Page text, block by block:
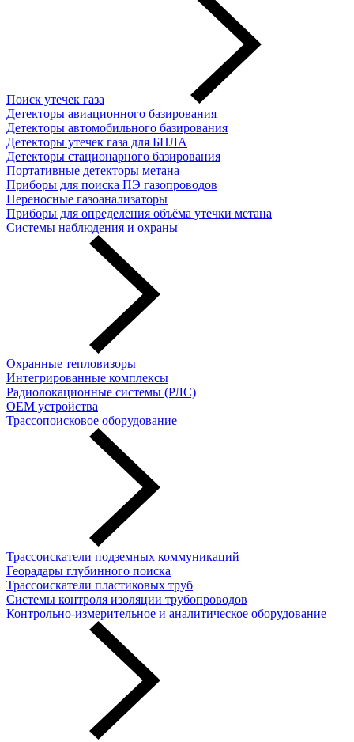
Поиск утечек газа
Детекторы авиационного базирования
Детекторы автомобильного базирования
Детекторы утечек газа для БПЛА
Детекторы стационарного базирования
Портативные детекторы метана
Приборы для поиска ПЭ газопроводов
Переносные газоанализаторы
Приборы для определения объёма утечки метана
Системы наблюдения и охраны
Охранные тепловизоры
Интегрированные комплексы
Радиолокационные системы (РЛС)
OEM устройства
Трассопоисковое оборудование
Трассоискатели подземных коммуникаций
Георадары глубинного поиска
Трассоискатели пластиковых труб
Cистемы контроля изоляции трубопроводов
Контрольно-измерительное и аналитическое оборудование